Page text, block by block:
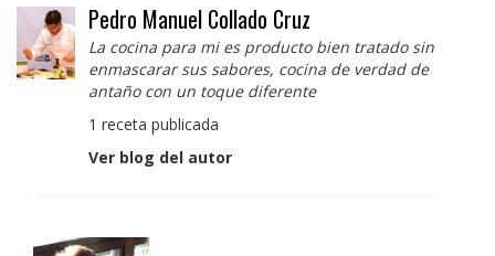
Pedro Manuel Collado Cruz
La cocina para mi es producto bien tratado sin
enmascarar sus sabores, cocina de verdad de
antaño con un toque diferente
1 receta publicada
Ver blog del autor